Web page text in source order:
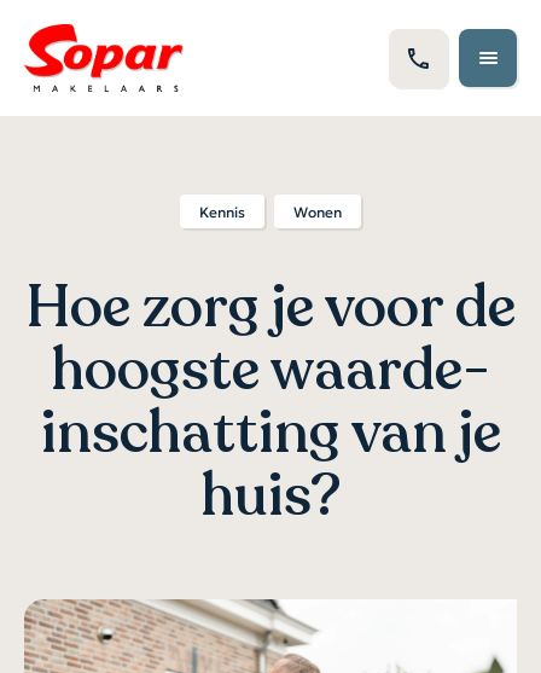
Kennis Wonen
Hoe zorg je voor de
hoogste waarde-
inschatting van je
huis?